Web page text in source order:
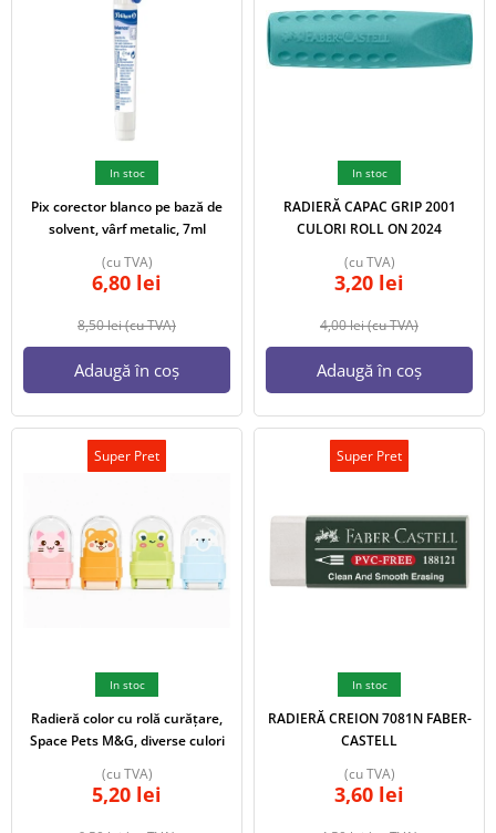
In stoc
Pix corector blanco pe bază de
solvent, vârf metalic, 7ml
8,50lei(cu TVA)
6,80 lei
(cu TVA)
Adaugă în coș
In stoc
RADIERĂ CAPAC GRIP 2001
CULORI ROLL ON 2024
4,00lei(cu TVA)
3,20 lei
(cu TVA)
Adaugă în coș
Super Pret
In stoc
Radieră color cu rolă curățare,
Space Pets M&G, diverse culori
5,20 lei
(cu TVA)
Super Pret
In stoc
RADIERĂ CREION 7081N FABER-
CASTELL
3,60 lei
(cu TVA)